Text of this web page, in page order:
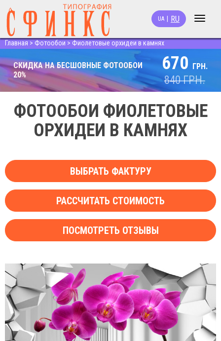
Toggle
UA RU
Главная > Фотообои > Фиолетовые орхидеи в камнях
СКИДКА НА БЕСШОВНЫЕ ФОТООБОИ
20%
670 ГРН.
840ГРН.
ФОТООБОИ ФИОЛЕТОВЫЕ
ОРХИДЕИ В КАМНЯХ
ВЫБРАТЬ ФАКТУРУ
РАССЧИТАТЬ СТОИМОСТЬ
ПОСМОТРЕТЬ ОТЗЫВЫ